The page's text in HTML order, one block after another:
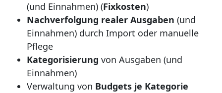
(und Einnahmen) (Fixkosten)
Nachverfolgung realer Ausgaben (und
Einnahmen) durch Import oder manuelle
Pflege
Kategorisierung von Ausgaben (und
Einnahmen)
Verwaltung von Budgets je Kategorie